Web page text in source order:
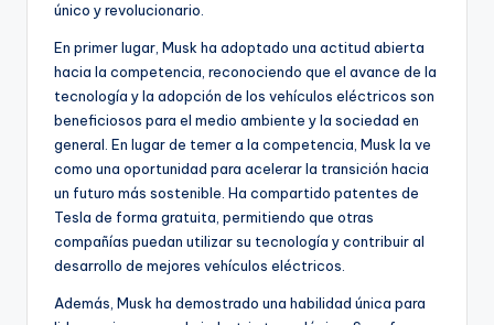
único y revolucionario.
En primer lugar, Musk ha adoptado una actitud abierta
hacia la competencia, reconociendo que el avance de la
tecnología y la adopción de los vehículos eléctricos son
beneficiosos para el medio ambiente y la sociedad en
general. En lugar de temer a la competencia, Musk la ve
como una oportunidad para acelerar la transición hacia
un futuro más sostenible. Ha compartido patentes de
Tesla de forma gratuita, permitiendo que otras
compañías puedan utilizar su tecnología y contribuir al
desarrollo de mejores vehículos eléctricos.
Además, Musk ha demostrado una habilidad única para